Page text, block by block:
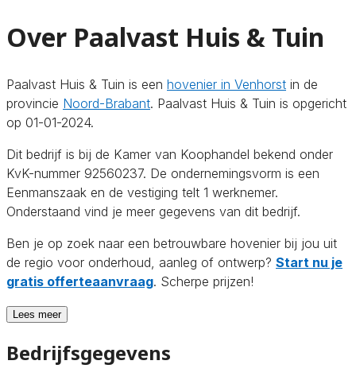
Over Paalvast Huis & Tuin
Paalvast Huis & Tuin is een hovenier in Venhorst in de
provincie Noord-Brabant. Paalvast Huis & Tuin is opgericht
op 01-01-2024.
Dit bedrijf is bij de Kamer van Koophandel bekend onder
KvK-nummer 92560237. De ondernemingsvorm is een
Eenmanszaak en de vestiging telt 1 werknemer.
Onderstaand vind je meer gegevens van dit bedrijf.
Ben je op zoek naar een betrouwbare hovenier bij jou uit
de regio voor onderhoud, aanleg of ontwerp? Start nu je
gratis offerteaanvraag. Scherpe prijzen!
Lees meer
Bedrijfsgegevens